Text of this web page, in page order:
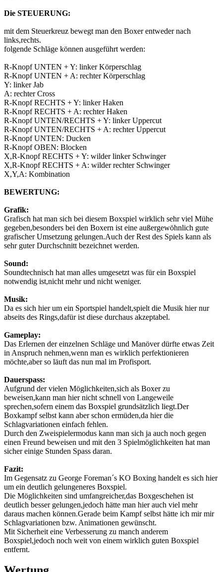
Die STEUERUNG:
mit dem Steuerkreuz bewegt man den Boxer entweder nach
links,rechts.
folgende Schläge können ausgeführt werden:
R-Knopf UNTEN + Y: linker Körperschlag
R-Knopf UNTEN + A: rechter Körperschlag
Y: linker Jab
A: rechter Cross
R-Knopf RECHTS + Y: linker Haken
R-Knopf RECHTS + A: rechter Haken
R-Knopf UNTEN/RECHTS + Y: linker Uppercut
R-Knopf UNTEN/RECHTS + A: rechter Uppercut
R-Knopf UNTEN: Ducken
R-Knopf OBEN: Blocken
X,R-Knopf RECHTS + Y: wilder linker Schwinger
X,R-Knopf RECHTS + A: wilder rechter Schwinger
X,Y,A: Kombination
BEWERTUNG:
Grafik:
Grafisch hat man sich bei diesem Boxspiel wirklich sehr viel Mühe
gegeben,besonders bei den Boxern ist eine außergewöhnlich gute
grafischer Umsetzung gelungen.Auch der Rest des Spiels kann als
sehr guter Durchschnitt bezeichnet werden.
Sound:
Soundtechnisch hat man alles umgesetzt was für ein Boxspiel
notwendig ist,nicht mehr und nicht weniger.
Musik:
Da es sich hier um ein Sportspiel handelt,spielt die Musik hier nur
abseits des Rings,dafür ist diese durchaus akzeptabel.
Gameplay:
Das Erlernen der einzelnen Schläge und Manöver dürfte etwas Zeit
in Anspruch nehmen,wenn man es wirklich perfektionieren
möchte,aber so läuft das nun mal im Profisport.
Dauerspass:
Aufgrund der vielen Möglichkeiten,sich als Boxer zu
beweisen,kann man hier nicht schnell von Langeweile
sprechen,sofern einem das Boxspiel grundsätzlich liegt.Der
Boxkampf selbst kann aber schon ermüden,da hier die
Schlagvariationen einfach fehlen.
Durch den Zweispielermodus kann man sich ja auch noch gegen
einen Freund beweisen und mit den 3 Spielmöglichkeiten hat man
sicher einige Stunden Spass daran.
Fazit:
Im Gegensatz zu George Foreman´s KO Boxing handelt es sich hier
um ein deutlich gelungeneres Boxspiel.
Die Möglichkeiten sind umfangreicher,das Boxgeschehen ist
deutlich besser gelungen,jedoch hätte man hier auch viel mehr
daraus machen können.Gerade beim Kampf selbst hätte ich mir mir
Schlagvariationen bzw. Animationen gewünscht.
Mit Sicherheit eine Verbesserung zu manch anderem
Boxspiel,jedoch noch weit von einem wirklich guten Boxspiel
entfernt.